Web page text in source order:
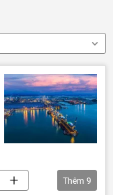
Thêm 9